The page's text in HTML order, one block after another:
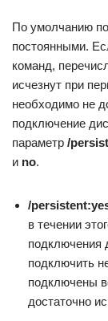
По умолчанию
постоянными.
команд,
исчезнут при
необходимо не
подключение
параметр /
и no.
/
в течении
подключения
подключить
подключены
достаточно